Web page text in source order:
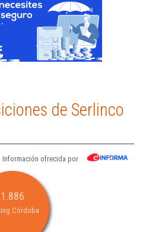
de Serlinco
Información ofrecida por
1.886
Córdoba